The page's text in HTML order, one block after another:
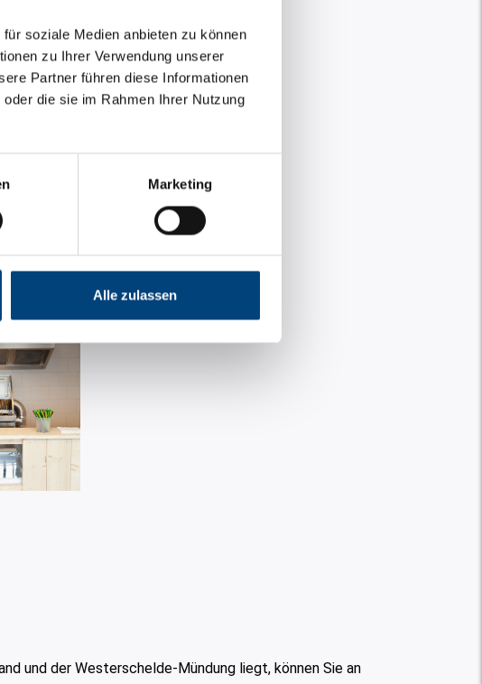
soziale Medien anbieten zu können
zu Ihrer Verwendung unserer
Partner führen diese Informationen
die sie im Rahmen Ihrer Nutzung
Marketing
Alle zulassen
und der Westerschelde-Mündung liegt, können Sie an